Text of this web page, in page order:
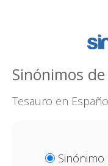
Sinónimos
Tesauro en
Sinónimo